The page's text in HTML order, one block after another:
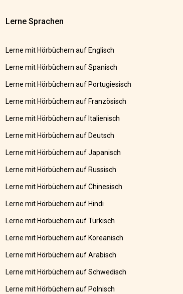
Lerne Sprachen
Lerne mit Hörbüchern auf Englisch
Lerne mit Hörbüchern auf Spanisch
Lerne mit Hörbüchern auf Portugiesisch
Lerne mit Hörbüchern auf Französisch
Lerne mit Hörbüchern auf Italienisch
Lerne mit Hörbüchern auf Deutsch
Lerne mit Hörbüchern auf Japanisch
Lerne mit Hörbüchern auf Russisch
Lerne mit Hörbüchern auf Chinesisch
Lerne mit Hörbüchern auf Hindi
Lerne mit Hörbüchern auf Türkisch
Lerne mit Hörbüchern auf Koreanisch
Lerne mit Hörbüchern auf Arabisch
Lerne mit Hörbüchern auf Schwedisch
Lerne mit Hörbüchern auf Polnisch